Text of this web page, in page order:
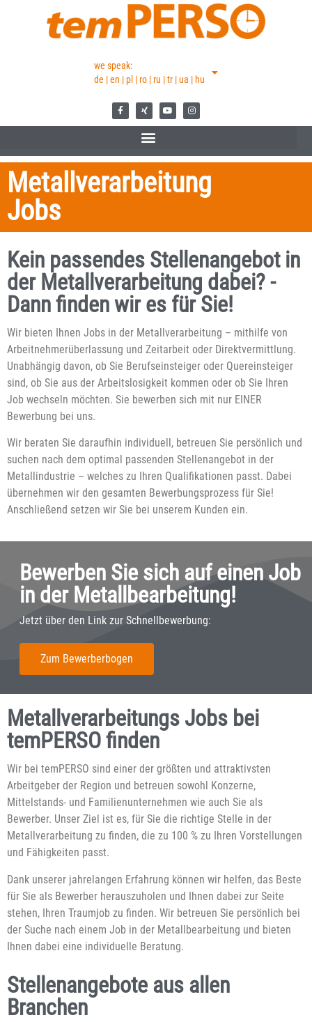
we speak:
de | en | pl | ro | ru | tr | ua | hu
Metallverarbeitung
Jobs
Kein passendes Stellenangebot in
der Metallverarbeitung dabei? -
Dann finden wir es für Sie!
Wir bieten Ihnen Jobs in der Metallverarbeitung – mithilfe von
Arbeitnehmerüberlassung und Zeitarbeit oder Direktvermittlung.
Unabhängig davon, ob Sie Berufseinsteiger oder Quereinsteiger
sind, ob Sie aus der Arbeitslosigkeit kommen oder ob Sie Ihren
Job wechseln möchten. Sie bewerben sich mit nur EINER
Bewerbung bei uns.
Wir beraten Sie daraufhin individuell, betreuen Sie persönlich und
suchen nach dem optimal passenden Stellenangebot in der
Metallindustrie – welches zu Ihren Qualifikationen passt. Dabei
übernehmen wir den gesamten Bewerbungsprozess für Sie!
Anschließend setzen wir Sie bei unserem Kunden ein.
Bewerben Sie sich auf einen Job
in der Metallbearbeitung!
Jetzt über den Link zur Schnellbewerbung:
Zum Bewerberbogen
Metallverarbeitungs Jobs bei
temPERSO finden
Wir bei temPERSO sind einer der größten und attraktivsten
Arbeitgeber der Region und betreuen sowohl Konzerne,
Mittelstands- und Familienunternehmen wie auch Sie als
Bewerber. Unser Ziel ist es, für Sie die richtige Stelle in der
Metallverarbeitung zu finden, die zu 100 % zu Ihren Vorstellungen
und Fähigkeiten passt.
Dank unserer jahrelangen Erfahrung können wir helfen, das Beste
für Sie als Bewerber herauszuholen und Ihnen dabei zur Seite
stehen, Ihren Traumjob zu finden. Wir betreuen Sie persönlich bei
der Suche nach einem Job in der Metallbearbeitung und bieten
Ihnen dabei eine individuelle Beratung.
Stellenangebote aus allen
Branchen